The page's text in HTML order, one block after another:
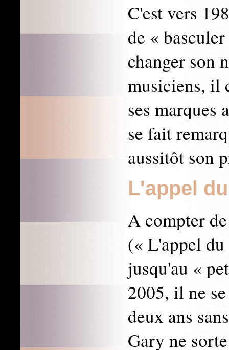
C'est vers
de «
changer son
musiciens, il
ses marques
se fait
aussitôt son
L'appel
A compter
(« L'appel
jusqu'au «
2005, il ne
deux ans
Gary ne